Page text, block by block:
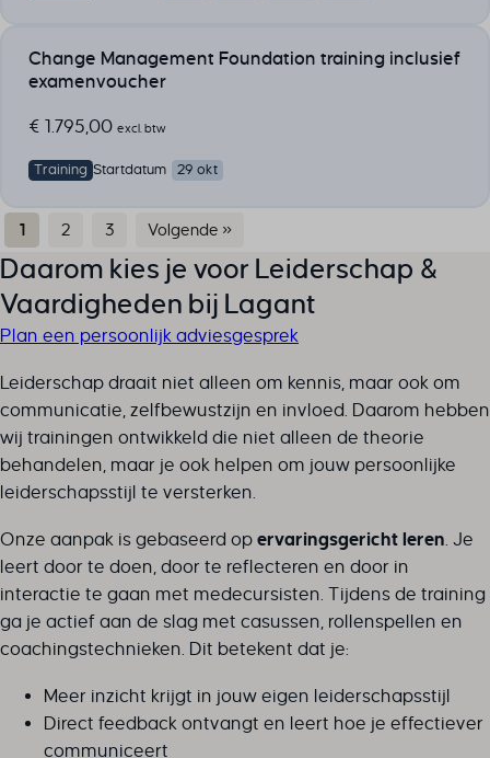
Change Management Foundation training inclusief
examenvoucher
€ 1.795,00 excl. btw
Training Startdatum 29 okt
1 2 3 Volgende »
Daarom kies je voor Leiderschap &
Vaardigheden bij Lagant
Plan een persoonlijk adviesgesprek
Leiderschap draait niet alleen om kennis, maar ook om
communicatie, zelfbewustzijn en invloed. Daarom hebben
wij trainingen ontwikkeld die niet alleen de theorie
behandelen, maar je ook helpen om jouw persoonlijke
leiderschapsstijl te versterken.
Onze aanpak is gebaseerd op ervaringsgericht leren. Je
leert door te doen, door te reflecteren en door in
interactie te gaan met medecursisten. Tijdens de training
ga je actief aan de slag met casussen, rollenspellen en
coachingstechnieken. Dit betekent dat je:
Meer inzicht krijgt in jouw eigen leiderschapsstijl
Direct feedback ontvangt en leert hoe je effectiever
communiceert